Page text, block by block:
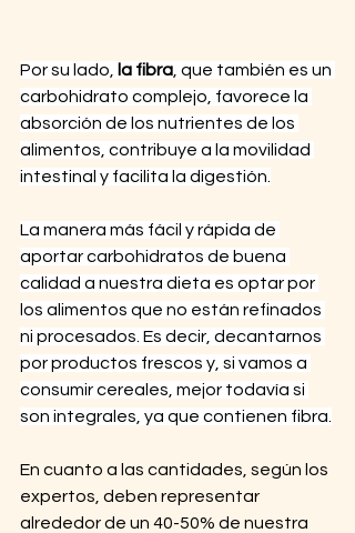
Por su lado, la fibra , que también es un
carbohidrato complejo, favorece la
absorción de los nutrientes de los
alimentos, contribuye a la movilidad
intestinal y facilita la digestión.
La manera más fácil y rápida de
aportar carbohidratos de buena
calidad a nuestra dieta es optar por
los alimentos que no están refinados
ni procesados. Es decir, decantarnos
por productos frescos y, si vamos a
consumir cereales, mejor todavía si
son integrales, ya que contienen fibra.
En cuanto a las cantidades, según los
expertos, deben representar
alrededor de un 40-50% de nuestra